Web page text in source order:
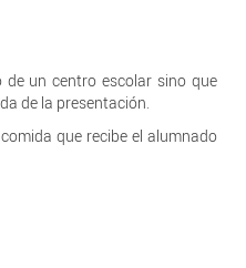
un centro escolar sino que
de la presentación.
que recibe el alumnado